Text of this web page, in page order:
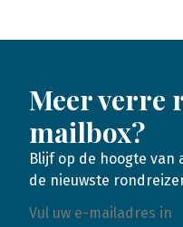
Meer verre
mailbox?
Blijf op de hoogte van
de nieuwste